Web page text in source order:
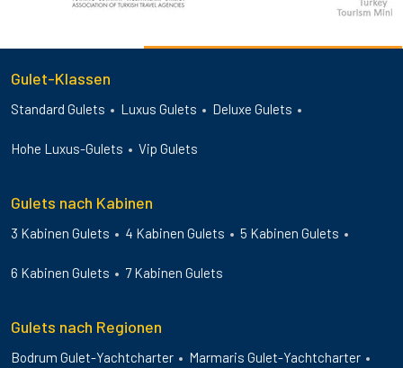
Gulet-Klassen
Standard Gulets Luxus Gulets Deluxe Gulets
Hohe Luxus-Gulets Vip Gulets
Gulets nach Kabinen
3 Kabinen Gulets 4 Kabinen Gulets 5 Kabinen Gulets
6 Kabinen Gulets 7 Kabinen Gulets
Gulets nach Regionen
Bodrum Gulet-Yachtcharter Marmaris Gulet-Yachtcharter